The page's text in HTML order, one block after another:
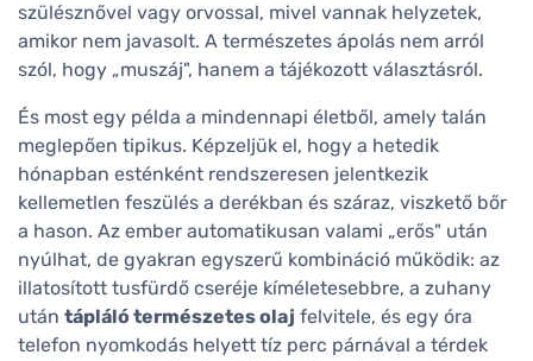
szülésznővel vagy orvossal, mivel vannak helyzetek,
amikor nem javasolt. A természetes ápolás nem arról
szól, hogy „muszáj", hanem a tájékozott választásról.
És most egy példa a mindennapi életből, amely talán
meglepően tipikus. Képzeljük el, hogy a hetedik
hónapban esténként rendszeresen jelentkezik
kellemetlen feszülés a derékban és száraz, viszkető bőr
a hason. Az ember automatikusan valami „erős" után
nyúlhat, de gyakran egyszerű kombináció működik: az
illatosított tusfürdő cseréje kíméletesebbre, a zuhany
után tápláló természetes olaj felvitele, és egy óra
telefon nyomkodás helyett tíz perc párnával a térdek